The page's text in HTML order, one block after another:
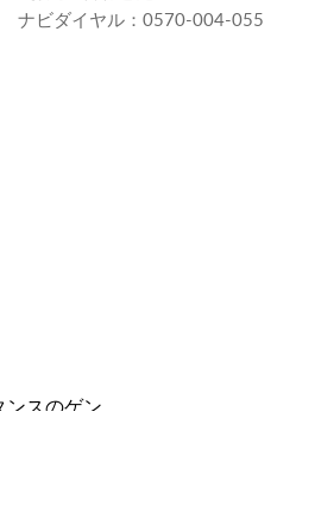
ナビダイヤル：0570-004-055
スのゲン.